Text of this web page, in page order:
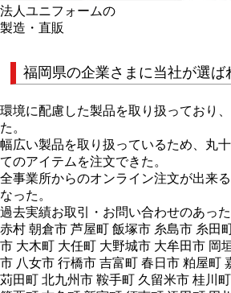
法人ユニフォームの
製造・直販
福岡県の企業さまに当社が選ば
環境に配慮した製品を取り扱っており
た。
幅広い製品を取り扱っているため、丸
てのアイテムを注文できた。
全事業所からのオンライン注文が出来
なった。
過去実績お取引・お問い合わせのあっ
赤村 朝倉市 芦屋町 飯塚市 糸島市 糸田
市 大木町 大任町 大野城市 大牟田市 岡
市 八女市 行橋市 吉富町 春日市 粕屋町
苅田町 北九州市 鞍手町 久留米市 桂川